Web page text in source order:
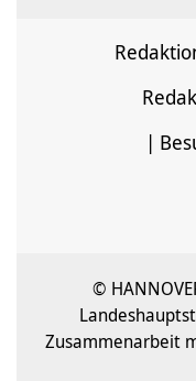
|
©
Zusammenarbeit